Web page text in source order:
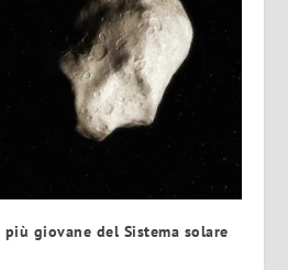
giovane del Sistema solare